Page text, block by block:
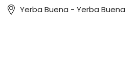
Yerba Buena - Yerba Buena